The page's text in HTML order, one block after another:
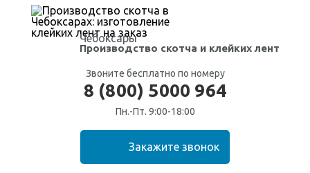
Чебоксары
Производство скотча и клейких лент
Звоните бесплатно по номеру
8 (800) 5000 964
Пн.-Пт. 9:00-18:00